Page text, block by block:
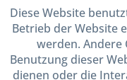
Service Hotline
Shop Service
Informationen
Diese Website
Betrieb der Website
werden. Andere
Benutzung dieser
dienen oder die